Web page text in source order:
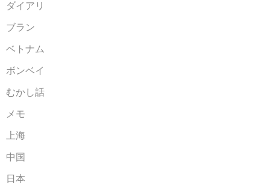
ダイアリ
ブラン
ベトナム
ボンベイ
むかし話
メモ
上海
中国
日本